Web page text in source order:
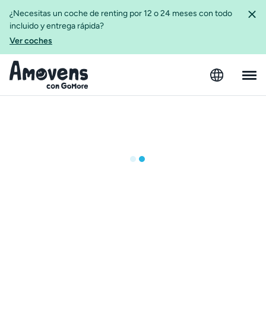
¿Necesitas un coche de renting por 12 o 24 meses con todo
incluido y entrega rápida?
Ver coches